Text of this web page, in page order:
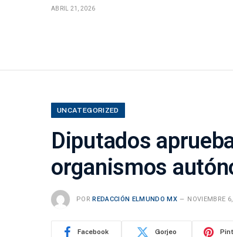
ABRIL 21, 2026
UNCATEGORIZED
Diputados
organismos
POR REDACCIÓN ELMUNDO MX NOVIEMBRE
Facebook Gorjeo